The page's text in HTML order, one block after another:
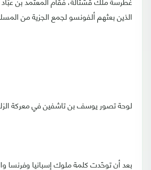
الذين بعثهم ألفونسو لجمع الجزية من
لوحة تصور يوسف بن تاشفين في معركة
بعد أن توحّدت كلمة ملوك إسبانيا وفرنسا